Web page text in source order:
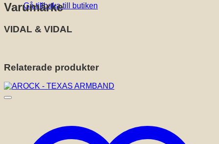
Gå tillbaka till butiken
Varumärke
VIDAL & VIDAL
Relaterade produkter